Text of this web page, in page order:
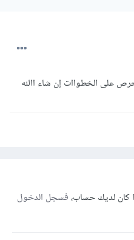
على الخطواات إن شاء االله
كان لديك حساب،فسجل الدخول